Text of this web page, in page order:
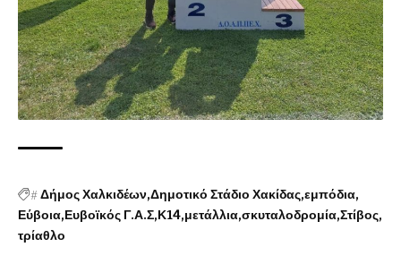
#Δήμος Χαλκιδέων Δημοτικό Στάδιο Χακίδας εμπόδια
Εύβοια Ευβοϊκός Γ.Α.Σ Κ14 μετάλλια σκυταλοδρομία Στίβος
τρίαθλο